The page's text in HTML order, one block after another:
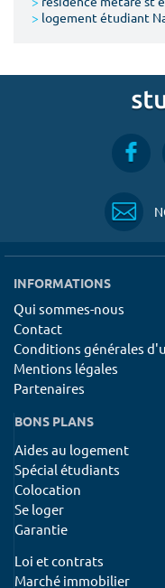
> logement étudiant
INFORMATIONS
Qui sommes-nous
Contact
Conditions générales
Mentions légales
Partenaires
BONS PLANS
Aides au logement
Spécial étudiants
Colocation
Se loger
Garantie
Loi et contrats
Marché immobilier